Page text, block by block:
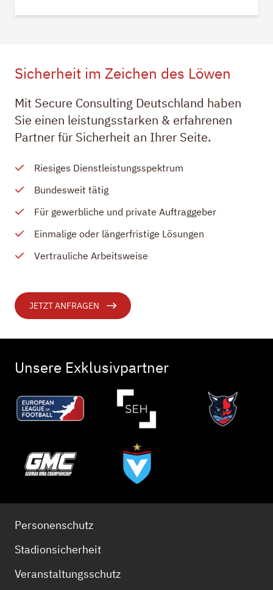
Sicherheit im Zeichen des Löwen
Mit Secure Consulting Deutschland haben
Sie einen leistungsstarken & erfahrenen
Partner für Sicherheit an Ihrer Seite.
Riesiges Dienstleistungsspektrum
Bundesweit tätig
Für gewerbliche und private Auftraggeber
Einmalige oder längerfristige Lösungen
Vertrauliche Arbeitsweise
JETZT ANFRAGEN
Unsere Exklusivpartner
Personenschutz
Stadionsicherheit
Veranstaltungsschutz